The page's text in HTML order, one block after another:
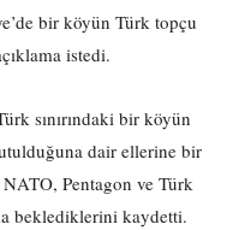
bir köyün Türk topçu
istedi.
sınırındaki bir köyün
dair ellerine bir
Pentagon ve Türk
beklediklerini kaydetti.